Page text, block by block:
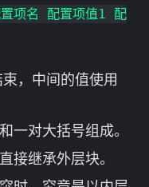
项名 配置项值1 配
，中间的值使用
一对大括号组成。
接继承外层块。